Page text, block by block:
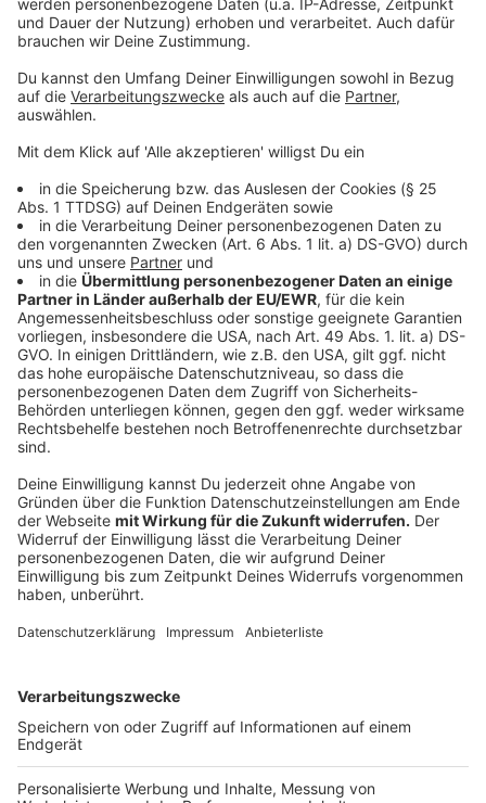
Anzeige
Unmut über deutsche Gesundheitspolitik
Anzeige
Der Unmut bei Medizinern und Apothekern über die
Gesundheitspolitik der Bundesregierung ist in den
vergangenen Monaten immer wieder laut geworden.
Im Juni hatte bereits die Mehrheit der Apotheken im
Land ihre Türen für einen Tag aus Protest
geschlossen. Nun hat die Bundesvereinigung
Deutscher Apothekerverbände den gesamten
Novemberals Protestmonat ausgerufen - mit jeweils
eintägigen Apothekenschließungen in mehreren
Bundesländern. Die Apotheker beklagen anhaltende
knapp zwei Jahrzehnten stagnierende Vergütung. Auch
Ärzte hatten erst kürzlich mit Praxisschließungen
protestiert: Nach einem Aufruf mehrerer
Ärzteverbände bundesweit blieben Anfang Oktober
Tausende Praxen von Fach- und Hausärzten